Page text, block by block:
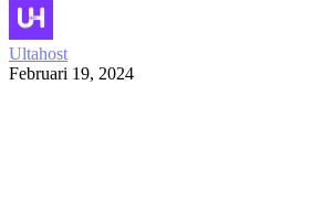
Ultahost
Februari 19, 2024